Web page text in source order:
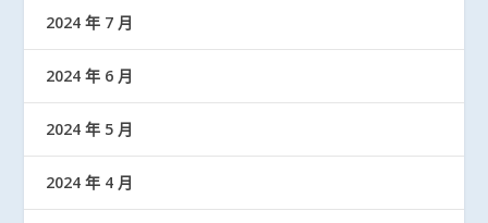
2024 年 7 月
2024 年 6 月
2024 年 5 月
2024 年 4 月